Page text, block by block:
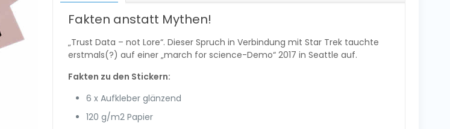
Fakten anstatt Mythen!
„Trust Data – not Lore“. Dieser Spruch in Verbindung mit Star Trek tauchte
erstmals(?) auf einer „march for science-Demo“ 2017 in Seattle auf.
Fakten zu den Stickern:
6 x Aufkleber glänzend
120 g/m2 Papier